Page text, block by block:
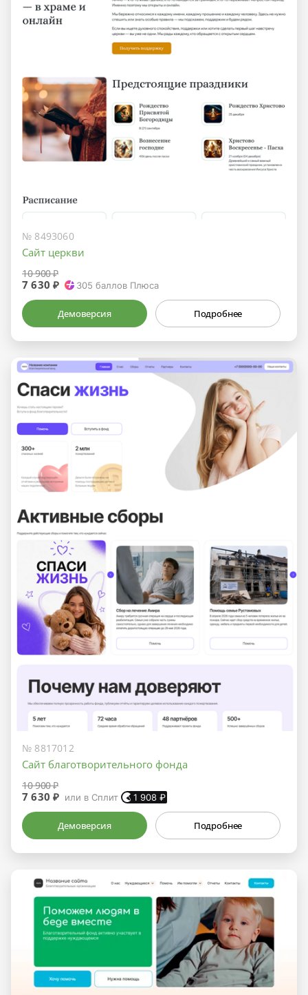
№ 8493060
Сайт церкви
10 900 ₽
7 630 ₽ 305 баллов Плюса
Демоверсия Подробнее
№ 8817012
Сайт благотворительного фонда
10 900 ₽
7 630 ₽ или в Сплит 1 908 ₽
Демоверсия Подробнее